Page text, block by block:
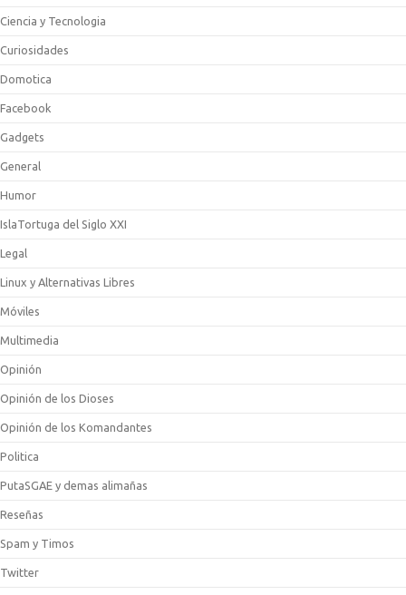
Ciencia y Tecnologia
Curiosidades
Domotica
Facebook
Gadgets
General
Humor
IslaTortuga del Siglo XXI
Legal
Linux y Alternativas Libres
Móviles
Multimedia
Opinión
Opinión de los Dioses
Opinión de los Komandantes
Politica
PutaSGAE y demas alimañas
Reseñas
Spam y Timos
Twitter